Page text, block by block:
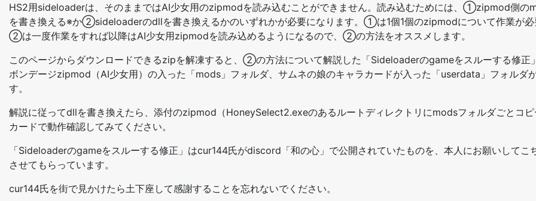
HS2用sideloaderは、そのままではAI少女用のzipmodを読み込むことができません。読み込むためには、①zipmod側の
を書き換える※か②sideloaderのdllを書き換えるかのいずれかが必要になります。①は1個1個のzipmodについて作業が必
②は一度作業をすれば以降はAI少女用zipmodを読み込めるようになるので、②の方法をオススメします。
このページからダウンロードできるzipを解凍すると、②の方法について解説した「Sideloaderのgameをスルーする修正
ボンデージzipmod（AI少女用）の入った「mods」フォルダ、サムネの娘のキャラカードが入った「userdata」フォルダ
す。
解説に従ってdllを書き換えたら、添付のzipmod（HoneySelect2.exeのあるルートディレクトリにmodsフォルダごとコピ
カードで動作確認してみてください。
「Sideloaderのgameをスルーする修正」はcur144氏がdiscord「和の心」で公開されていたものを、本人にお願いしてこ
させてもらっています。
cur144氏を街で見かけたら土下座して感謝することを忘れないでください。